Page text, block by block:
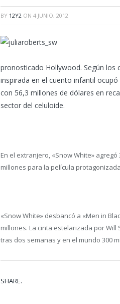
BY 12Y2 ON 4 JUNIO, 2012
pronosticado Hollywood. Según los
inspirada en el cuento infantil
con 56,3 millones de dólares en
sector del celuloide.
En el extranjero, «Snow White»
millones para la película
«Snow White» desbancó a «Men in
millones. La cinta estelarizada por Will
tras dos semanas y en el mundo 300
SHARE.